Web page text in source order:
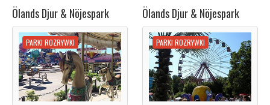
Ölands Djur & Nöjespark
PARKI ROZRYWKI
Ölands Djur & Nöjespark
PARKI ROZRYWKI